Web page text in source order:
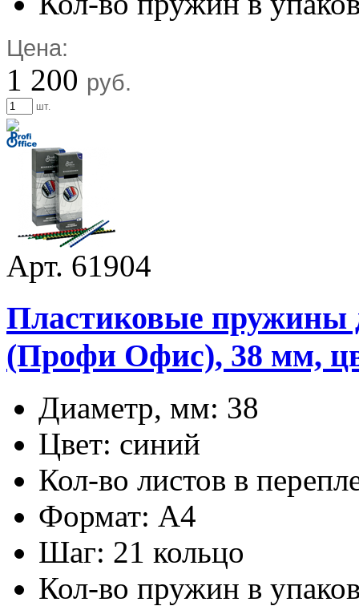
Цена:
1 200 руб.
шт.
Арт. 61904
Пластиковые пружины
(Профи Офис), 38 мм,
Диаметр, мм: 38
Цвет: синий
Кол-во листов в
Формат: А4
Шаг: 21 кольцо
Кол-во пружин в